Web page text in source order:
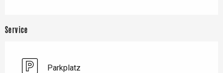
Service
Parkplatz